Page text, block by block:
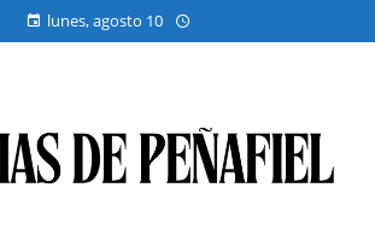
lunes, agosto 10